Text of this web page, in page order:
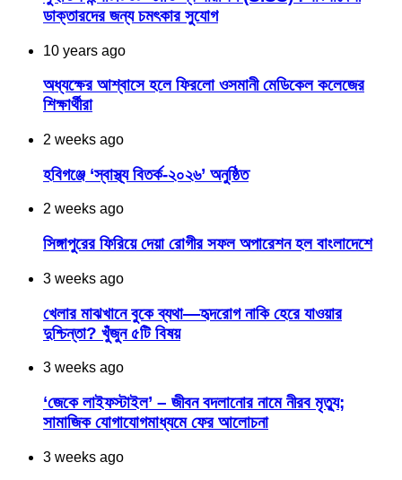
ডাক্তারদের জন্য চমৎকার সুযোগ
10 years ago
অধ্যক্ষের আশ্বাসে হলে ফিরলো ওসমানী মেডিকেল কলেজের
শিক্ষার্থীরা
2 weeks ago
হবিগঞ্জে ‘স্বাস্থ্য বিতর্ক-২০২৬’ অনুষ্ঠিত
2 weeks ago
সিঙ্গাপুরের ফিরিয়ে দেয়া রোগীর সফল অপারেশন হল বাংলাদেশে
3 weeks ago
খেলার মাঝখানে বুকে ব্যথা—হৃদরোগ নাকি হেরে যাওয়ার
দুশ্চিন্তা? খুঁজুন ৫টি বিষয়
3 weeks ago
‘জেকে লাইফস্টাইল’ – জীবন বদলানোর নামে নীরব মৃত্যু;
সামাজিক যোগাযোগমাধ্যমে ফের আলোচনা
3 weeks ago